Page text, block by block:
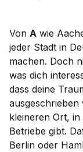
Von A wie
jeder Stadt in
machen. Doch
was dich
dass deine
kleineren Ort,
Betriebe gibt.
Berlin oder